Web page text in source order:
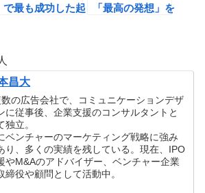
で最も成功した起
場までを駆け抜け
る知恵と戦略(フ
レデリック・ケレ
スト)の書評
「最高の発想」を
昌大
の広告会社で、コミュニケーションデザ
に従事後、企業支援のコンサルタントと
独立。
ベンチャーのマーケティング戦略に強み
り、多くの実績を残している。現在、IPO
やM&Aのアドバイザー、ベンチャー企業
締役や顧問として活動中。